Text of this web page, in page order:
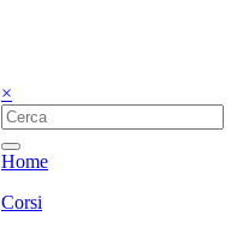
×
Home
Corsi